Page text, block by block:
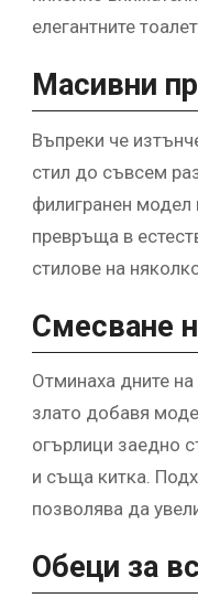
елегантните
Масивни
Въпреки че
стил до съвсем
филигранен модел
превръща в
стилове на
Смесване
Отминаха дните
злато добавя
огърлици заедно
и съща китка.
позволява да
Обеци за